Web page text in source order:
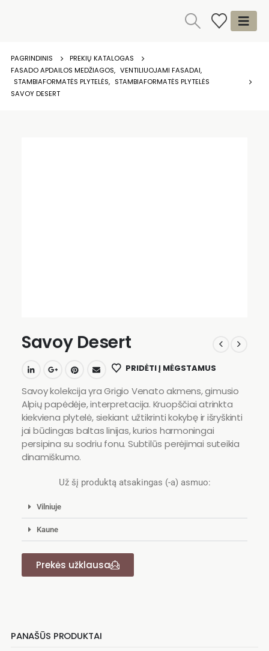
PAGRINDINIS
PREKIŲ KATALOGAS
FASADO APDAILOS MEDŽIAGOS, VENTILIUOJAMI FASADAI,
STAMBIAFORMATĖS PLYTELĖS, STAMBIAFORMATĖS PLYTELĖS
SAVOY DESERT
Savoy Desert
PRIDĖTI Į MĖGSTAMUS
Savoy kolekcija yra Grigio Venato akmens, gimusio
Alpių papėdėje, interpretacija. Kruopščiai atrinkta
kiekviena plytelė, siekiant užtikrinti kokybę ir išryškinti
jai būdingas baltas linijas, kurios harmoningai
persipina su sodriu fonu. Subtilūs perėjimai suteikia
dinamiškumo.
Už šį produktą atsakingas (-a) asmuo:
Vilniuje
Kaune
Prekės užklausa
PANAŠŪS PRODUKTAI